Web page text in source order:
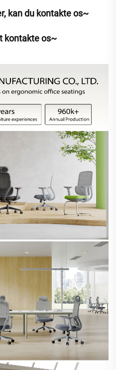
kan du kontakte os~
kontakte os~